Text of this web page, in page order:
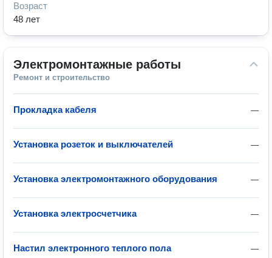
Возраст
48 лет
Электромонтажные работы
Ремонт и строительство
—
Прокладка кабеля
—
Установка розеток и выключателей
—
Установка электромонтажного оборудования
—
Установка электросчетчика
—
Настил электронного теплого пола